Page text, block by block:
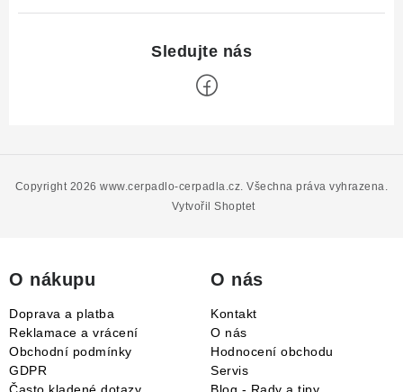
Vytvořil Shoptet
Copyright 2026www.cerpadlo-cerpadla.cz. Všechna práva vyhrazena.
O nákupu
Doprava a platba
Reklamace a vrácení
Obchodní podmínky
GDPR
O nás
Kontakt
O nás
Hodnocení obchodu
Servis